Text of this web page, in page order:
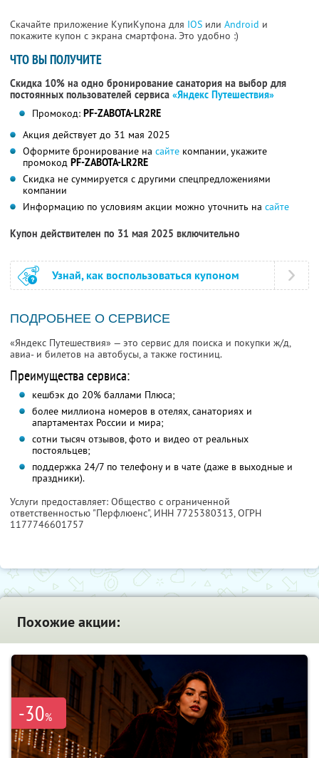
Скачайте приложение КупиКупона для IOS или Android и
покажите купон с экрана смартфона. Это удобно :)
ЧТО ВЫ ПОЛУЧИТЕ
Скидка 10% на одно бронирование санатория на выбор для
постоянных пользователей сервиса «Яндекс Путешествия»
Промокод: PF-ZABOTA-LR2RE
Акция действует до 31 мая 2025
Оформите бронирование на сайте компании, укажите
промокод PF-ZABOTA-LR2RE
Скидка не суммируется с другими спецпредложениями
компании
Информацию по условиям акции можно уточнить на сайте
Купон действителен по 31 мая 2025 включительно
Узнай, как воспользоваться купоном
ПОДРОБНЕЕ О СЕРВИСЕ
«Яндекс Путешествия» — это сервис для поиска и покупки ж/д,
авиа- и билетов на автобусы, а также гостиниц.
Преимущества сервиса:
кешбэк до 20% баллами Плюса;
более миллиона номеров в отелях, санаториях и
апартаментах России и мира;
сотни тысяч отзывов, фото и видео от реальных
постояльцев;
поддержка 24/7 по телефону и в чате (даже в выходные и
праздники).
Услуги предоставляет: Общество с ограниченной
ответственностью "Перфлюенс", ИНН 7725380313, ОГРН
1177746601757
Похожие акции:
-30%